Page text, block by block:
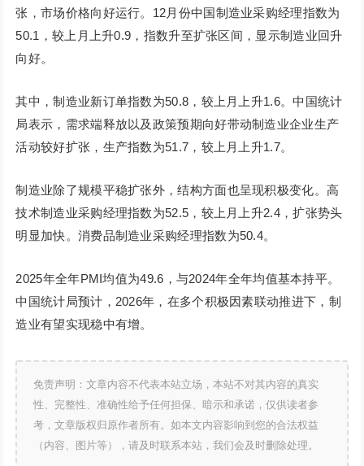
张，市场价格向好运行。12月份中国制造业采购经理指数为
50.1，较上月上升0.9，指数升至扩张区间，显示制造业回升
向好。
其中，制造业新订单指数为50.8，较上月上升1.6。中国统计
局表示，需求端释放以及政策预期向好带动制造业企业生产
活动较好扩张，生产指数为51.7，较上月上升1.7。
制造业除了规模平稳扩张外，结构方面也呈现积极变化。高
技术制造业采购经理指数为52.5，较上月上升2.4，扩张势头
明显加快。消费品制造业采购经理指数为50.4。
2025年全年PMI均值为49.6，与2024年全年均值基本持平。
中国统计局预计，2026年，在多个积极因素联动推进下，制
造业有望实现稳中有增。
免责声明：文章内容不代表本站立场，本站不对其内容的真实
性、完整性、准确性给予任何担保、暗示和承诺，仅供读者参
考，文章版权归原作者所有。如本文内容影响到您的合法权益
（内容、图片等），请及时联系本站，我们会及时删除处理。